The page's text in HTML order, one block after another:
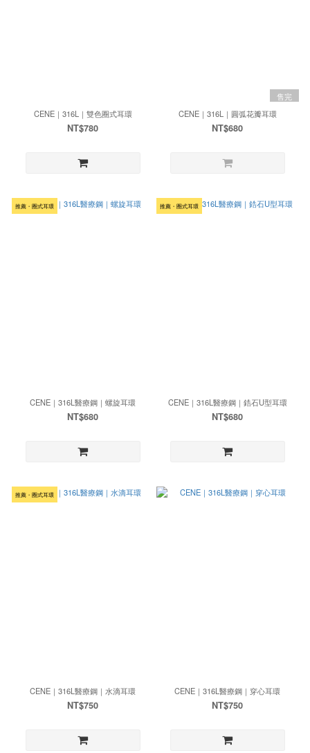
CENE｜316L｜雙色圈式耳環
NT$780
售完
CENE｜316L｜圓弧花瓣耳環
NT$680
推薦・圈式耳環
CENE｜316L醫療鋼｜螺旋耳環
NT$680
推薦・圈式耳環
CENE｜316L醫療鋼｜鋯石U型耳環
NT$680
推薦・圈式耳環
CENE｜316L醫療鋼｜水滴耳環
NT$750
CENE｜316L醫療鋼｜穿心耳環
NT$750